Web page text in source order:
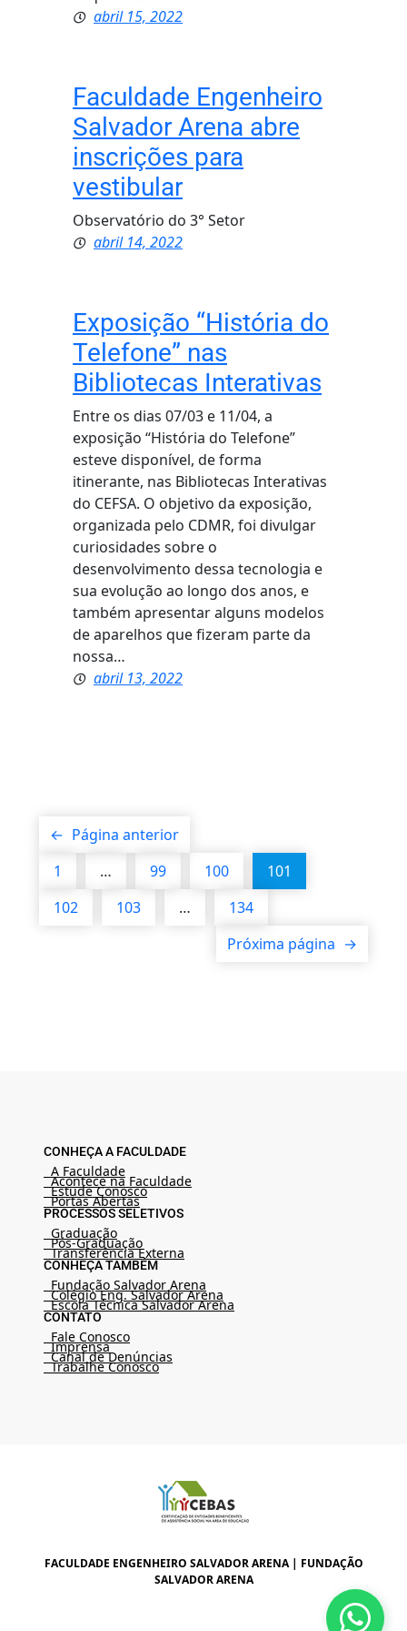
abril 15, 2022
Faculdade Engenheiro
Salvador Arena abre
inscrições para
vestibular
Observatório do 3° Setor
abril 14, 2022
Exposição “História do
Telefone” nas
Bibliotecas Interativas
Entre os dias 07/03 e 11/04, a
exposição “História do Telefone”
esteve disponível, de forma
itinerante, nas Bibliotecas Interativas
do CEFSA. O objetivo da exposição,
organizada pelo CDMR, foi divulgar
curiosidades sobre o
desenvolvimento dessa tecnologia e
sua evolução ao longo dos anos, e
também apresentar alguns modelos
de aparelhos que fizeram parte da
nossa…
abril 13, 2022
← Página anterior
1
… 99 100
101
102
103 …
134
Próxima página →
CONHEÇA A FACULDADE
A Faculdade
Acontece na Faculdade
Estude Conosco
Portas Abertas
PROCESSOS SELETIVOS
Graduação
Pós-Graduação
Transferência Externa
CONHEÇA TAMBÉM
Fundação Salvador Arena
Colégio Eng. Salvador Arena
Escola Técnica Salvador Arena
CONTATO
Fale Conosco
Imprensa
Canal de Denúncias
Trabalhe Conosco
FACULDADE ENGENHEIRO SALVADOR ARENA | FUNDAÇÃO
SALVADOR ARENA